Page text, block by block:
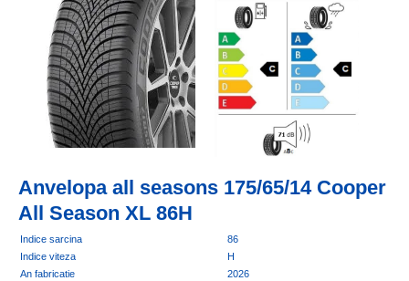
Anvelopa all seasons 175/65/14 Cooper
All Season XL 86H
Indice sarcina
86
Indice viteza
H
An fabricatie
2026